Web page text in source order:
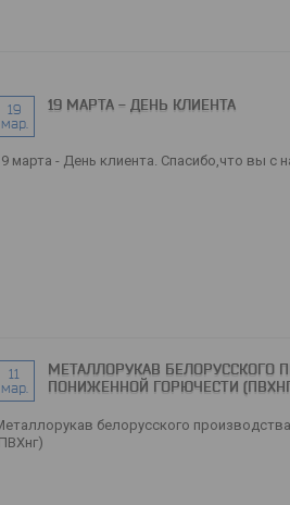
19
мар.
19 МАРТА - ДЕНЬ КЛИЕНТА
марта - День клиента. Спасибо,что вы с
11
мар.
МЕТАЛЛОРУКАВ БЕЛОРУССКОГО
ПОНИЖЕННОЙ ГОРЮЧЕСТИ
белорусского